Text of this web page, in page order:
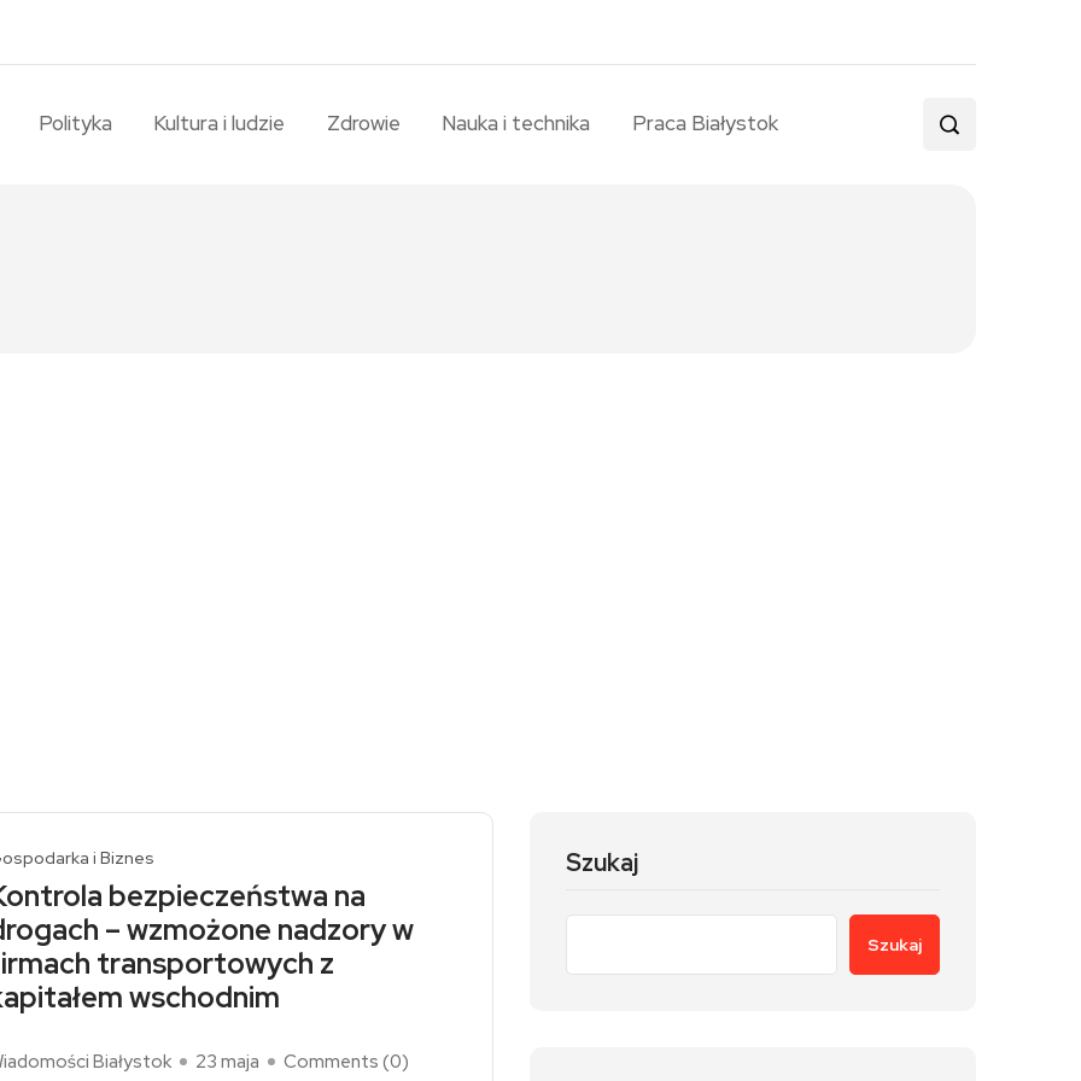
Polityka Kultura i ludzie Zdrowie Nauka i technika Praca Białystok
i Biznes
bezpieczeństwa na
– wzmożone nadzory w
transportowych z
wschodnim
Białystok 23 maja Comments (0)
Szukaj
Szukaj